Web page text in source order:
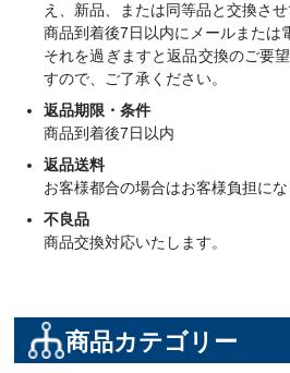
え、新品、または同等品と交換させ
商品到着後7日以内にメールまたは
それを過ぎますと返品交換のご要
すので、ご了承ください。
返品期限・条件
商品到着後7日以内
返品送料
お客様都合の場合はお客様負担にな
不良品
商品交換対応いたします。
商品カテゴリー